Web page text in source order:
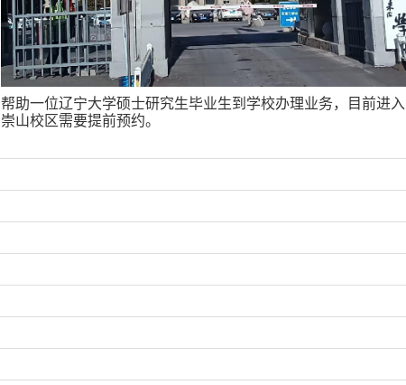
帮助一位辽宁大学硕士研究生毕业生到学校办理业务，目前进入
崇山校区需要提前预约。